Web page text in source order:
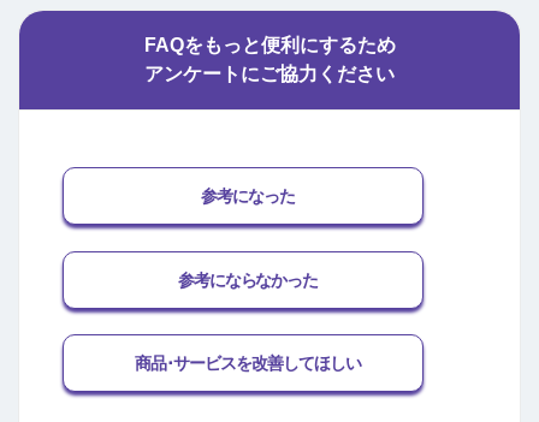
FAQをもっと便利にするため
アンケートにご協力ください
参考になった
参考にならなかった
商品･サービスを改善してほしい